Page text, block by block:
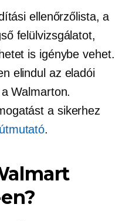
ellenőrzőlista, a
felülvizsgálatot,
is igénybe vehet.
elindul az eladói
Walmarton.
a sikerhez
.